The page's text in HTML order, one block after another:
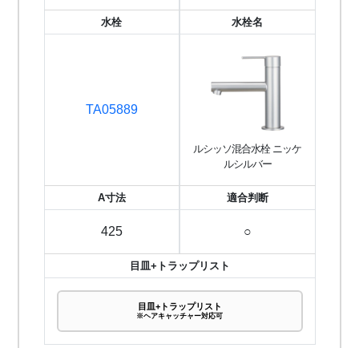
水栓
TA05889
水栓名
ルシッソ混合水栓 ニッケ
ルシルバー
A寸法
425
適合判断
○
目皿+トラップリスト
目皿+トラップリスト
※ヘアキャッチャー対応可